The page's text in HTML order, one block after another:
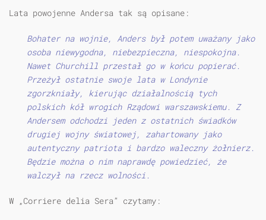
Lata powojenne Andersa tak są opisane:
Bohater na wojnie, Anders był potem uważany jako
osoba niewygodna, niebezpieczna, niespokojna.
Nawet Churchill przestał go w końcu popierać.
Przeżył ostatnie swoje lata w Londynie
zgorzkniały, kierując działalnością tych
polskich kół wrogich Rządowi warszawskiemu. Z
Andersem odchodzi jeden z ostatnich świadków
drugiej wojny światowej, zahartowany jako
autentyczny patriota i bardzo waleczny żołnierz.
Będzie można o nim naprawdę powiedzieć, że
walczył na rzecz wolności.
W „Corriere delia Sera” czytamy: